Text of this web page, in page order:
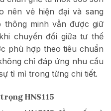
nên vẻ hiện đại và sang
thông minh vẫn được giữ
chuyển đổi giữa tư thế
phù hợp theo tiêu chuẩn
chỉ đáp ứng nhu cầu
tỉ mỉ trong từng chi tiết.
HNS115